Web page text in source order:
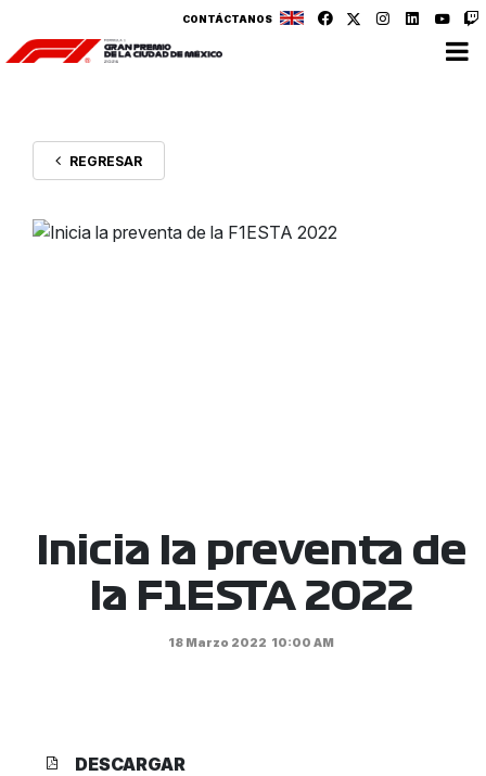
CONTÁCTANOS
REGRESAR
Inicia la preventa de
la F1ESTA 2022
18 Marzo 2022 10:00 AM
DESCARGAR